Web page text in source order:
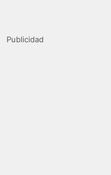
Publicidad